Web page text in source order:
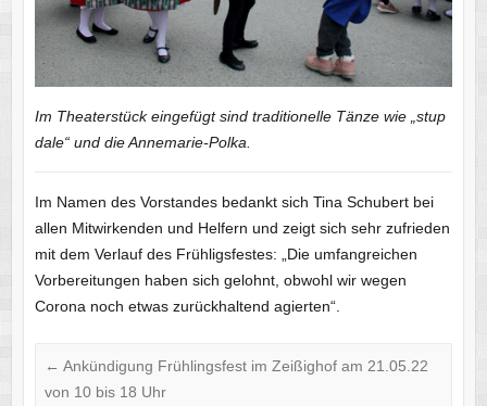
Im Theaterstück eingefügt sind traditionelle Tänze wie „stup
dale“ und die Annemarie-Polka.
Im Namen des Vorstandes bedankt sich Tina Schubert bei
allen Mitwirkenden und Helfern und zeigt sich sehr zufrieden
mit dem Verlauf des Frühligsfestes: „Die umfangreichen
Vorbereitungen haben sich gelohnt, obwohl wir wegen
Corona noch etwas zurückhaltend agierten“.
← Ankündigung Frühlingsfest im Zeißighof am 21.05.22
von 10 bis 18 Uhr